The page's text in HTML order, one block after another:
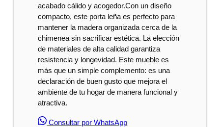
acabado cálido y acogedor.Con un diseño
compacto, este porta leña es perfecto para
mantener la madera organizada cerca de la
chimenea sin sacrificar estética. La elección
de materiales de alta calidad garantiza
resistencia y longevidad. Este mueble es
más que un simple complemento: es una
declaración de buen gusto que mejora el
ambiente de tu hogar de manera funcional y
atractiva.
Consultar por WhatsApp